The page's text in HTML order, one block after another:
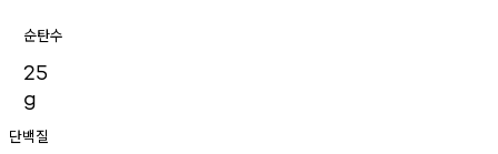
순탄수
25
g
단백질